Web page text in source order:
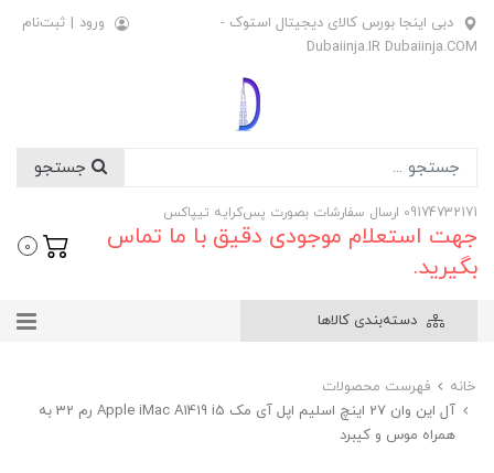
دبی اینجا بورس کالای دیجیتال استوک -
Dubaiinja.IR Dubaiinja.COM
ورود | ثبت‌نام
09174732171 ارسال سفارشات بصورت پس‌کرایه تیپاکس
جهت استعلام موجودی دقیق با ما تماس
بگیرید.
0
دسته‌بندی کالاها
خانه
فهرست محصولات
آل این وان 27 اینچ اسلیم اپل آی مک Apple iMac A1419 i5 رم 32 به
همراه موس و کیبرد